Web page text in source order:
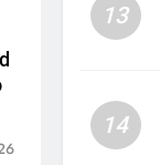
13
14